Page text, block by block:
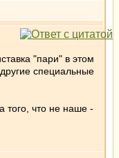
"пари" в этом
специальные
того, что не наше -